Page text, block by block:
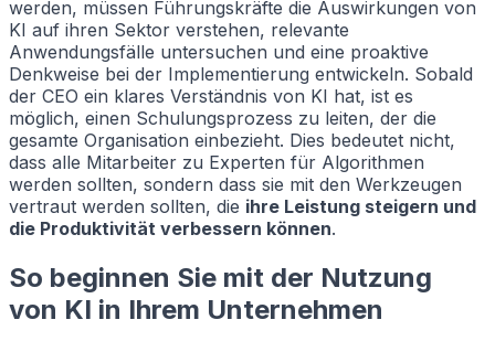
werden, müssen Führungskräfte die Auswirkungen von
KI auf ihren Sektor verstehen, relevante
Anwendungsfälle untersuchen und eine proaktive
Denkweise bei der Implementierung entwickeln. Sobald
der CEO ein klares Verständnis von KI hat, ist es
möglich, einen Schulungsprozess zu leiten, der die
gesamte Organisation einbezieht. Dies bedeutet nicht,
dass alle Mitarbeiter zu Experten für Algorithmen
werden sollten, sondern dass sie mit den Werkzeugen
vertraut werden sollten, die ihre Leistung steigern und
die Produktivität verbessern können.
So beginnen Sie mit der Nutzung
von KI in Ihrem Unternehmen